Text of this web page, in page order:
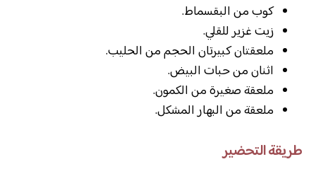
كوب من البقسماط.
زيت غزير للقلي.
ملعقتان كبيرتان الحجم من الحليب.
اثنان من حبات البيض.
ملعقة صغيرة من الكمون.
ملعقة من البهار المشكل.
طريقة التحضير